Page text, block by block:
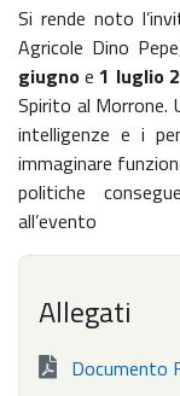
Si rende noto
Agricole Dino
giugnoe1 luglio
Spirito al Morrone.
intelligenze e i
immaginare
politiche
all’evento
Allegati
Documento